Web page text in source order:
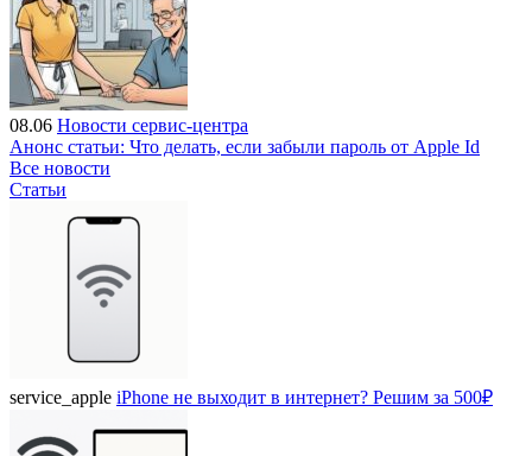
08.06 Новости сервис-центра
Анонс статьи: Что делать, если забыли пароль от Apple Id
Все новости
Статьи
service_apple iPhone не выходит в интернет? Решим за 500₽